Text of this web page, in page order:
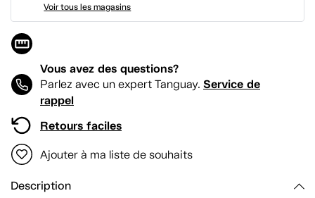
Voir tous les magasins
Vous avez des questions?
Parlez avec un expert Tanguay. Service de
rappel
Retours faciles
Ajouter à ma liste de souhaits
Description